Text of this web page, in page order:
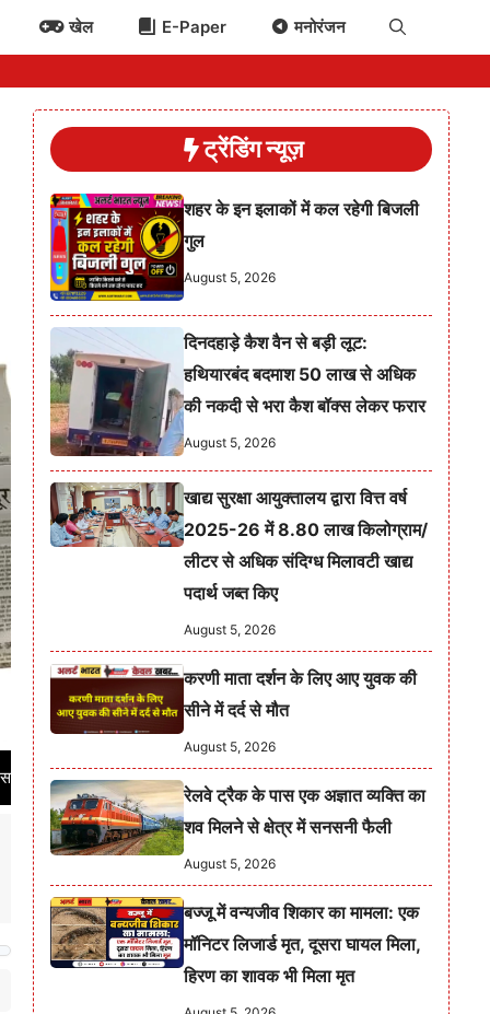
खेल E-Paper मनोरंजन
से पंजीकृत समाचार पत्र का RNI नं. RAJHIN/2021/86001 | निष्पक्ष,
ट्रेंडिंग न्यूज़
शहर के इन इलाकों में कल रहेगी बिजली
गुल
August 5, 2026
दिनदहाड़े कैश वैन से बड़ी लूट:
हथियारबंद बदमाश 50 लाख से अधिक
की नकदी से भरा कैश बॉक्स लेकर फरार
August 5, 2026
खाद्य सुरक्षा आयुक्तालय द्वारा वित्त वर्ष
2025-26 में 8.80 लाख किलोग्राम/
लीटर से अधिक संदिग्ध मिलावटी खाद्य
पदार्थ जब्त किए
August 5, 2026
करणी माता दर्शन के लिए आए युवक की
सीने में दर्द से मौत
August 5, 2026
रेलवे ट्रैक के पास एक अज्ञात व्यक्ति का
शव मिलने से क्षेत्र में सनसनी फैली
August 5, 2026
बज्जू में वन्यजीव शिकार का मामला: एक
मॉनिटर लिजार्ड मृत, दूसरा घायल मिला,
हिरण का शावक भी मिला मृत